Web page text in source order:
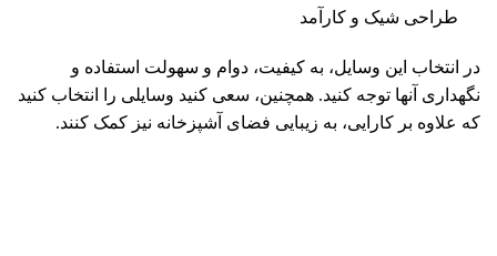
طراحی شیک و کارآمد
در انتخاب این وسایل، به کیفیت، دوام و سهولت استفاده و
نگهداری آنها توجه کنید. همچنین، سعی کنید وسایلی را انتخاب کنید
که علاوه بر کارایی، به زیبایی فضای آشپزخانه نیز کمک کنند.